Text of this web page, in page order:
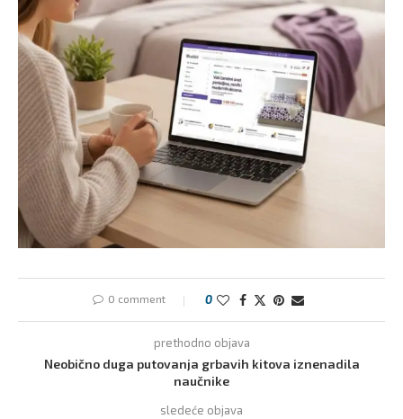
0 comment 0
prethodno objava
Neobično duga putovanja grbavih kitova iznenadila
naučnike
sledeće objava